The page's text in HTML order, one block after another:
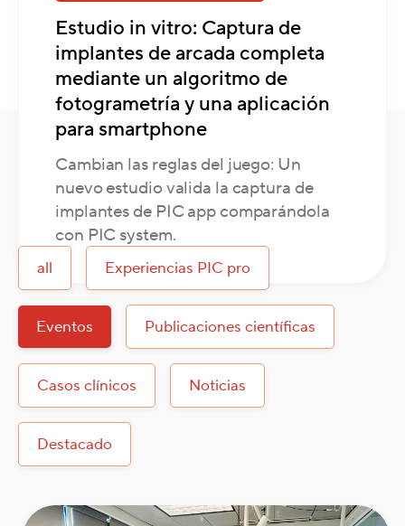
Estudio in vitro: Captura de
implantes de arcada completa
mediante un algoritmo de
fotogrametría y una aplicación
para smartphone
Cambian las reglas del juego: Un
nuevo estudio valida la captura de
implantes de PIC app comparándola
con PIC system.
Últimas publicaciones
all Experiencias PIC pro
Eventos Publicaciones científicas
Casos clínicos Noticias
Destacado